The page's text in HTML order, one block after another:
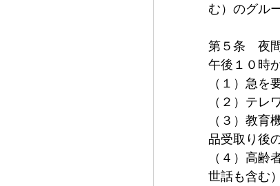
む）のグル
第５条　夜
午後１０時
（１）急
（２）テ
（３）教
品受取り後
（４）高
世話も含む）